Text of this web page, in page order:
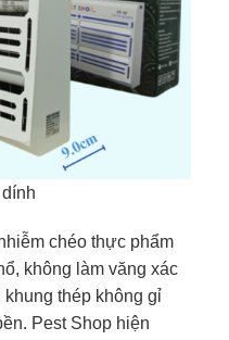
chéo thực phẩm
không làm văng xác
thép không gỉ
Pest Shop hiện